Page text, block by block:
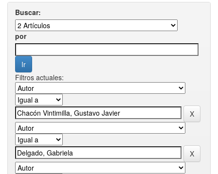
Buscar:
por
Filtros actuales: